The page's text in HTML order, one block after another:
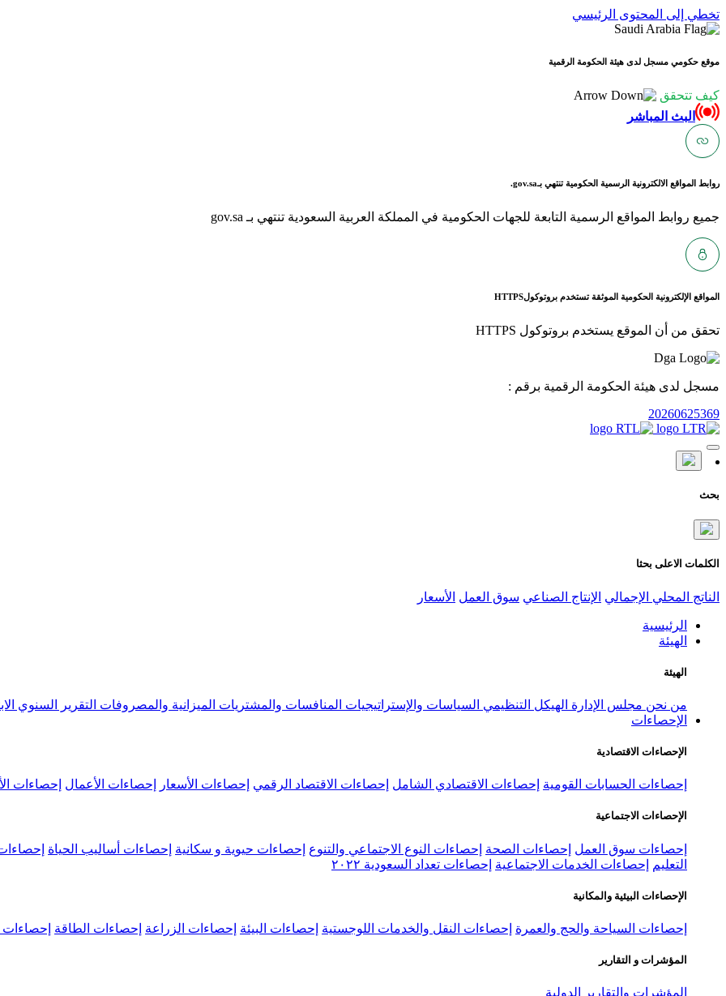
تخطي إلى المحتوى الرئيسي
موقع حكومي مسجل لدى هيئة الحكومة الرقمية
كيف تتحقق
البث المباشر
روابط المواقع الالكترونية الرسمية الحكومية تنتهي بـgov.sa.
جميع روابط المواقع الرسمية التابعة للجهات الحكومية في المملكة العربية السعودية تنتهي بـ gov.sa
المواقع الإلكترونية الحكومية الموثقة تستخدم بروتوكولHTTPS
تحقق من أن الموقع يستخدم بروتوكول HTTPS
مسجل لدى هيئة الحكومة الرقمية برقم :
20260625369
بحث
الكلمات الاعلى بحثا
الناتج المحلي الإجمالي الإنتاج الصناعي سوق العمل الأسعار
الرئيسية
الهيئة
الهيئة
من نحن مجلس الإدارة الهيكل التنظيمي السياسات والإستراتيجيات المنافسات والمشتريات الميزانية والمصروفات التقرير السنوي
الإحصاءات
الإحصاءات الاقتصادية
إحصاءات الحسابات القومية إحصاءات الاقتصادي الشامل إحصاءات الاقتصاد الرقمي إحصاءات الأسعار إحصاءات الأعمال إحصاءات
الإحصاءات الاجتماعية
إحصاءات سوق العمل إحصاءات الصحة إحصاءات النوع الاجتماعي والتنوع إحصاءات حيوية و سكانية إحصاءات أساليب الحياة
التعليم
إحصاءات الخدمات الاجتماعية إحصاءات تعداد السعودية ٢٠٢٢
الإحصاءات البيئية والمكانية
إحصاءات السياحة والحج والعمرة إحصاءات النقل والخدمات اللوجستية إحصاءات البيئة إحصاءات الزراعة إحصاءات الطاقة إحصاءات
المؤشرات و التقارير
المؤشرات والتقارير الدولية